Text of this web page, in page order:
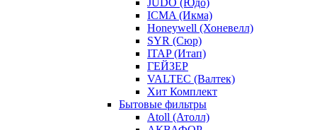
JUDO (Юдо)
ICMA (Икма)
Honeywell (Хоневелл)
SYR (Сюр)
ITAP (Итап)
ГЕЙЗЕР
VALTEC (Валтек)
Хит Комплект
Бытовые фильтры
Atoll (Атолл)